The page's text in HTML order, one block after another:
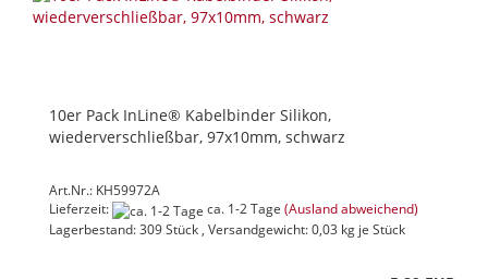
10er Pack InLine® Kabelbinder Silikon,
wiederverschließbar, 97x10mm, schwarz
Art.Nr.: KH59972A
Lieferzeit:
ca. 1-2 Tage (Ausland abweichend)
Lagerbestand: 309 Stück , Versandgewicht:0,03 kg je Stück